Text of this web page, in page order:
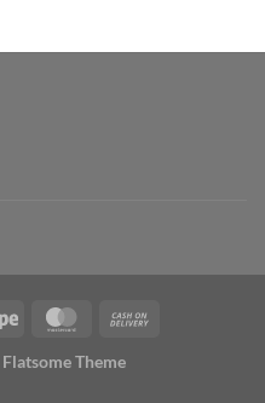
Flatsome Theme